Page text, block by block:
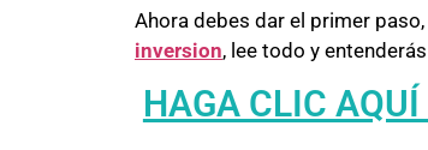
Ahora debes dar el primer
inversion, lee todo y
HAGA CLIC